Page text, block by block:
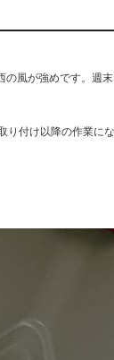
風が強めです。週
り付け以降の作業にな